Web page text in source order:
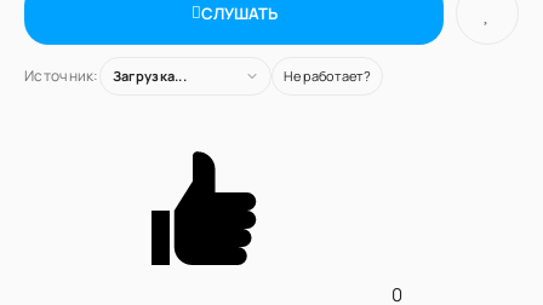
СЛУШАТЬ
Источник: Загрузка... Не работает?
0